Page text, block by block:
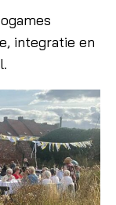
integratie en